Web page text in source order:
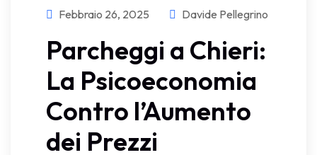
Febbraio 26, 2025 Davide Pellegrino
Parcheggi a Chieri:
La Psicoeconomia
Contro l’Aumento
dei Prezzi